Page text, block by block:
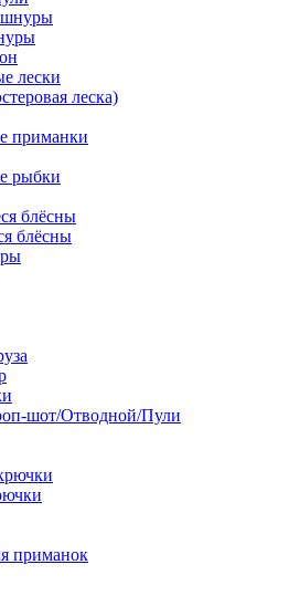
шнуры
лески
леска)
приманки
рыбки
блёсны
блёсны
шот/Отводной/Пули
приманок